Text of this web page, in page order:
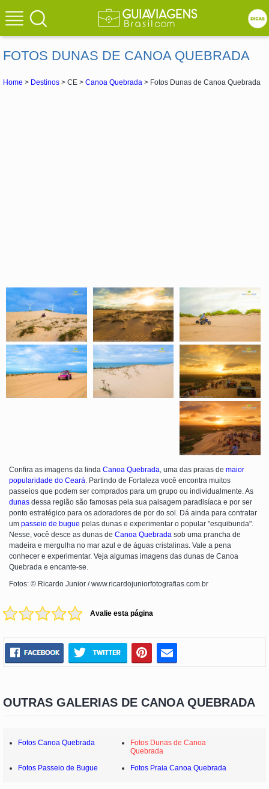
FOTOS DUNAS DE CANOA QUEBRADA
Home > Destinos > CE > Canoa Quebrada > Fotos Dunas de Canoa Quebrada
Confira as imagens da linda Canoa Quebrada, uma das praias de maior
popularidade do Ceará. Partindo de Fortaleza você encontra muitos
passeios que podem ser comprados para um grupo ou individualmente. As
dunas dessa região são famosas pela sua paisagem paradisíaca e por ser
ponto estratégico para os adoradores de por do sol. Dá ainda para contratar
um passeio de bugue pelas dunas e experimentar o popular "esquibunda".
Nesse, você desce as dunas de Canoa Quebrada sob uma prancha de
madeira e mergulha no mar azul e de águas cristalinas. Vale a pena
conhecer e experimentar. Veja algumas imagens das dunas de Canoa
Quebrada e encante-se.
Fotos: © Ricardo Junior / www.ricardojuniorfotografias.com.br
Avalie esta página
OUTRAS GALERIAS DE CANOA QUEBRADA
Fotos Canoa Quebrada
Fotos Dunas de Canoa
Quebrada
Fotos Passeio de Bugue
Fotos Praia Canoa Quebrada